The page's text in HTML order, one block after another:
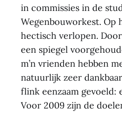
in commissies in de
Wegenbouworkest. Op
hectisch verlopen.
een spiegel
m’n vrienden hebben
natuurlijk zeer
flink eenzaam gevoeld:
Voor 2009 zijn de